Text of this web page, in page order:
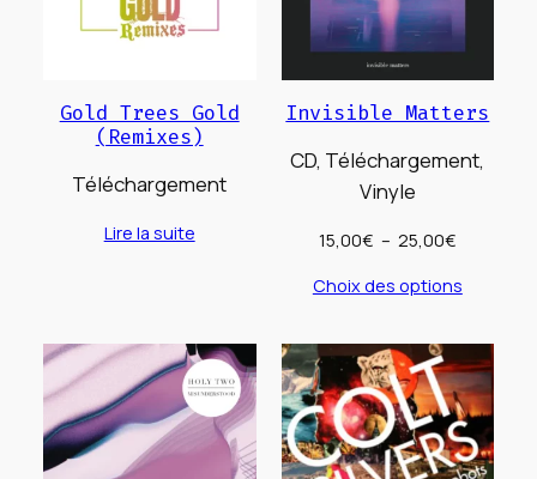
Gold Trees Gold
(Remixes)
Téléchargement
Lire la suite
Invisible Matters
CD, Téléchargement,
Vinyle
15,00€ – 25,00€Plage
prix :
à
25,00€
Choix des options